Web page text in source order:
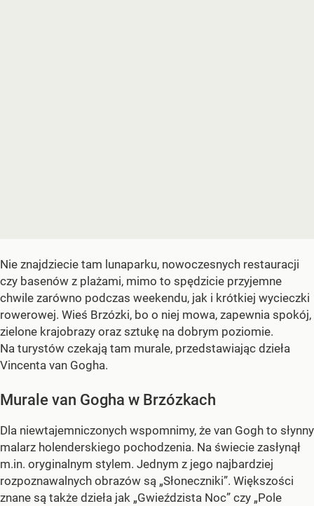
Nie znajdziecie tam lunaparku, nowoczesnych restauracji
czy basenów z plażami, mimo to spędzicie przyjemne
chwile zarówno podczas weekendu, jak i krótkiej wycieczki
rowerowej. Wieś Brzózki, bo o niej mowa, zapewnia spokój,
zielone krajobrazy oraz sztukę na dobrym poziomie.
Na turystów czekają tam murale, przedstawiając dzieła
Vincenta van Gogha.
Murale van Gogha w Brzózkach
Dla niewtajemniczonych wspomnimy, że van Gogh to słynny
malarz holenderskiego pochodzenia. Na świecie zasłynął
m.in. oryginalnym stylem. Jednym z jego najbardziej
rozpoznawalnych obrazów są „Słoneczniki”. Większości
znane są także dzieła jak „Gwieździsta Noc” czy „Pole